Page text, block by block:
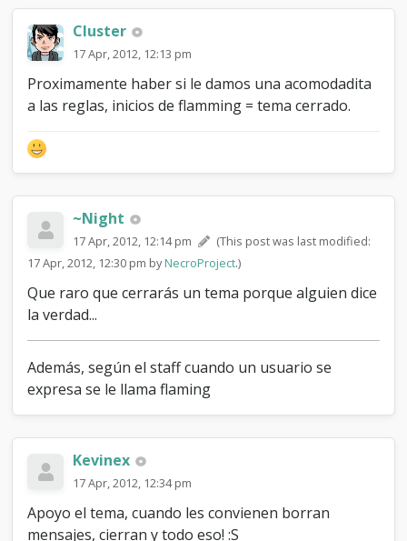
Cluster
17 Apr, 2012, 12:13 pm
Proximamente haber si le damos una acomodadita
a las reglas, inicios de flamming = tema cerrado.
~Night
17 Apr, 2012, 12:14 pm
(This post was last modified:
17 Apr, 2012, 12:30 pm byNecroProject.)
Que raro que cerrarás un tema porque alguien dice
la verdad...
Además, según el staff cuando un usuario se
expresa se le llama flaming
Kevinex
17 Apr, 2012, 12:34 pm
Apoyo el tema, cuando les convienen borran
mensajes, cierran y todo eso! :S